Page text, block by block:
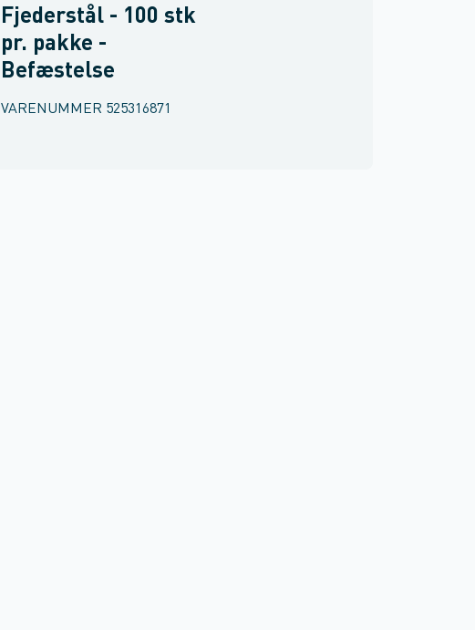
Fjederstål - 100 stk
pr. pakke -
Befæstelse
VARENUMMER 525316871